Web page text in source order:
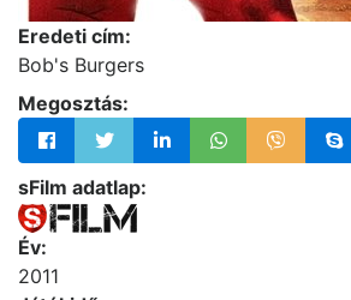
Eredeti cím:
Bob's Burgers
Megosztás:
sFilm adatlap:
Év:
2011